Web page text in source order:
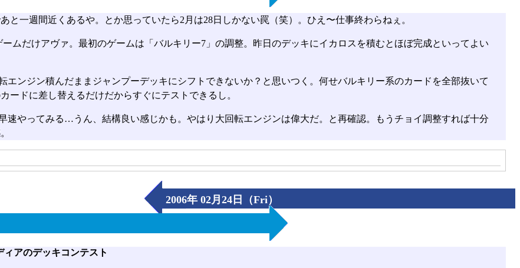
と一週間近くあるや。とか思っていたら2月は28日しかない罠（笑）。ひえ〜仕事終わらねぇ。
ームだけアヴァ。最初のゲームは「バルキリー7」の調整。昨日のデッキにイカロスを積むとほぼ完成といってよい
エンジン積んだままジャンプーデッキにシフトできないか？と思いつく。何せバルキリー系のカードを全部抜いて
ードに差し替えるだけだからすぐにテストできるし。
速やってみる…うん、結構良い感じかも。やはり大回転エンジンは偉大だ。と再確認。もうチョイ調整すれば十分
2006年 02月24日（Fri）
ィアのデッキコンテスト